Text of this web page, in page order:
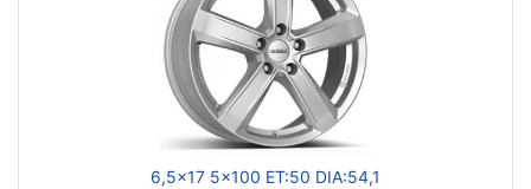
6,5x17 5x100 ET:50 DIA:54,1